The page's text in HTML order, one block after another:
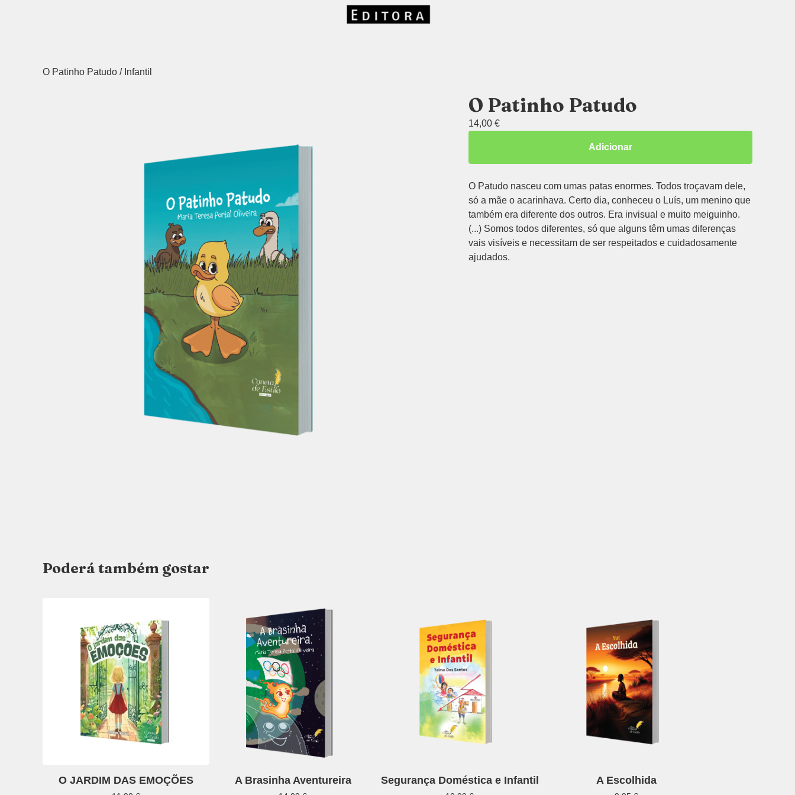
O Patinho Patudo / Infantil
O Patinho Patudo
14,00 €
Adicionar
O Patudo nasceu com umas patas enormes. Todos troçavam dele,
só a mãe o acarinhava. Certo dia, conheceu o Luís, um menino que
também era diferente dos outros. Era invisual e muito meiguinho.
(...) Somos todos diferentes, só que alguns têm umas diferenças
vais visíveis e necessitam de ser respeitados e cuidadosamente
ajudados.
Poderá também gostar
O JARDIM DAS EMOÇÕES A Brasinha Aventureira Segurança Doméstica e Infantil A Escolhida